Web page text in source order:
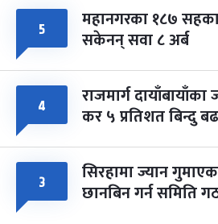
५ महानगरका १८७
सकेनन् सवा ८ अर्ब
४ राजमार्ग
कर ५ प्रतिशत बिन्दु
३ सिरहामा ज्यान
छानबिन गर्न समिति